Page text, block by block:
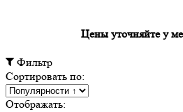
Цены уточняйте у
Фильтр
Сортировать по:
Отображать: